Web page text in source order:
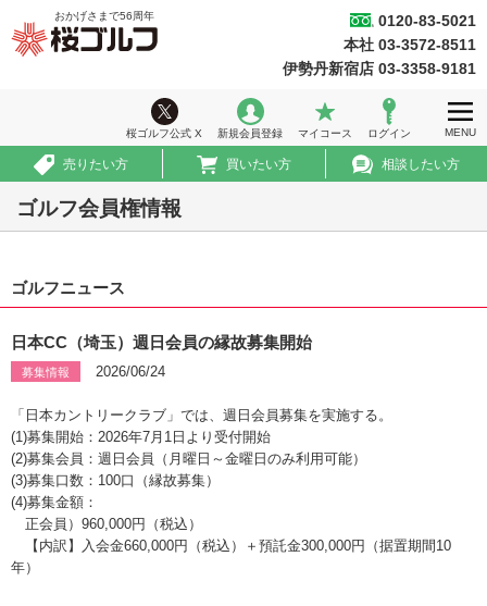
ホーム
ウィークリー情報
ゴルフ会員権情報
採用情報
おかげさまで56 周年
桜ゴルフ公式 X 新規会員登録 マイコース ログイン MENU
0120-83-5021
本社 03-3572-8511
伊勢丹新宿店 03-3358-9181
売りたい方 買いたい方 相談したい方
ゴルフ会員権情報
ゴルフニュース
日本CC（埼玉）週日会員の縁故募集開始
募集情報 2026/06/24
「日本カントリークラブ」では、週日会員募集を実施する。
(1)募集開始：2026年7月1日より受付開始
(2)募集会員：週日会員（月曜日～金曜日のみ利用可能）
(3)募集口数：100口（縁故募集）
(4)募集金額：
正会員）960,000円（税込）
【内訳】入会金660,000円（税込）＋預託金300,000円（据置期間10
年）